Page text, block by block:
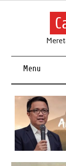
Skip
Menu